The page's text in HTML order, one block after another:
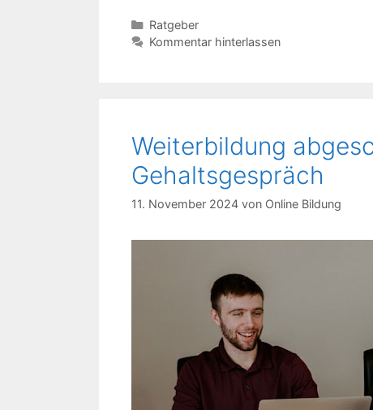
Kategorien
Ratgeber
Kommentar hinterlassen
Weiterbildung
Gehaltsgespräch
11. November 2024 von Online Bildung